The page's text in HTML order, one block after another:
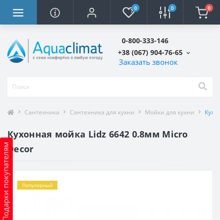
0 0 0
0-800-333-146
+38 (067) 904-76-65
Заказать звонок
Подарки покупателям
Сантехника Сантехника для кухни Мойки для кухни
Кухонная мойка Lidz 6642 0.8мм Micro
Decor
Популярный